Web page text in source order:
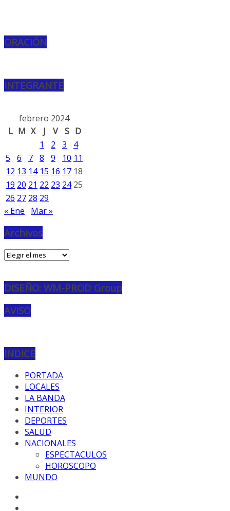
ORACIÓN
INTEGRANTE
febrero 2024
L M X J V S D
1
2 3
4
5
6 7 8 9 10 11
12 13 14 15 16 17 18
19 20 21 22 23 24 25
26 27 28 29
« Ene
Mar »
Archivos
Archivos
DISEÑO: WM-PROD Group
AVISO
INDICE
PORTADA
LOCALES
LA BANDA
INTERIOR
DEPORTES
SALUD
NACIONALES
ESPECTACULOS
HOROSCOPO
MUNDO